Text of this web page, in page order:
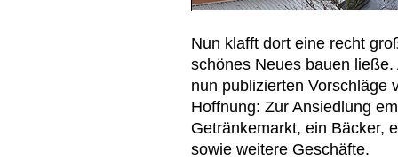
Nun klafft dort eine recht
schönes Neues bauen
nun publizierten Vorschläge
Hoffnung: Zur Ansiedlung
Getränkemarkt, ein Bäcker,
sowie weitere Geschäfte.